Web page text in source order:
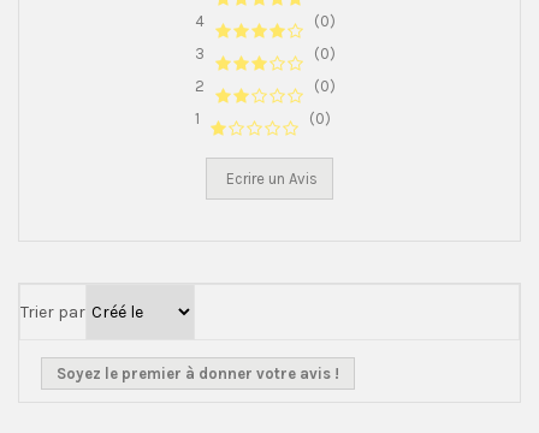
4
(0)
3
(0)
2
(0)
1
(0)
Ecrire un Avis
Trier par
Soyez le premier à donner votre avis !